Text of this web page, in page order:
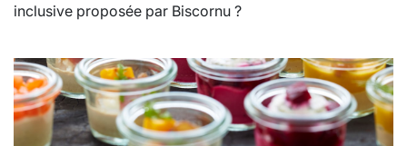
inclusive proposée par Biscornu ?